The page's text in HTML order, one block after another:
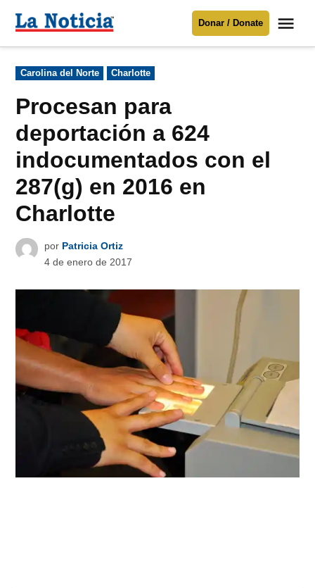
Para mantenerte informado necesitamos
Donar
contenido
Noticia
Donar / Donate
Publicado
en
Carolina del Norte Charlotte
Procesan para
deportación a 624
indocumentados con el
287(g) en 2016 en
Charlotte
por Patricia Ortiz
4 de enero de 2017